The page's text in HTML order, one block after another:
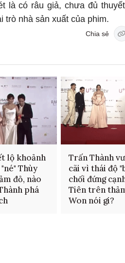
là có râu giả, chưa đủ
trò nhà sản xuất của phim.
Chia sẻ
lộ khoảnh
Thùy
đỏ, nào
phá
Trấn Thành
cãi vì thái độ
chối đứng
Tiên trên
Won nói gi?